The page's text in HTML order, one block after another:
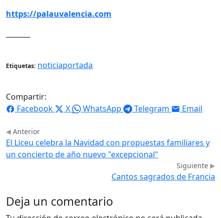
https://palauvalencia.com
Etiquetas: noticiaportada
Compartir:
Facebook
X WhatsApp Telegram Email
Anterior
El Liceu celebra la Navidad con propuestas familiares y
un concierto de año nuevo "excepcional"
Siguiente
Cantos sagrados de Francia
Deja un comentario